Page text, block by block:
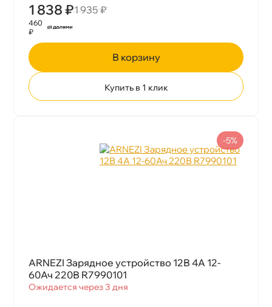
1 838 ₽1 935 ₽
460
₽
корзину
Купить в 1 клик
ARNEZI Зарядное устройство 12В 4А 12-
60Ач 220В R7990101
Ожидается через 3 дня
-5%